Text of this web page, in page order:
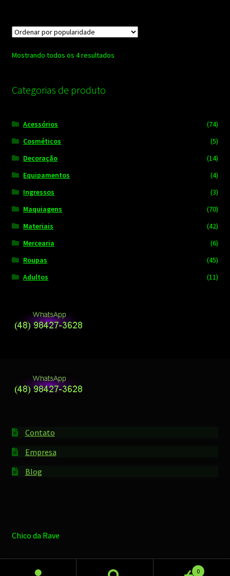
Mostrando todos os 4 resultadosClassificado
Categorias de produto
Acessórios
(74)
Cosméticos
(5)
Decoração
(14)
Equipamentos
(4)
Ingressos
(3)
Maquiagens
(70)
Materiais
(42)
Mercearia
(6)
Roupas
(45)
Adultos
(11)
Contato
Empresa
Blog
Chico da Rave
0